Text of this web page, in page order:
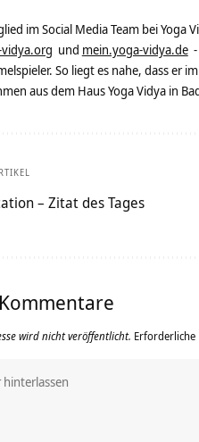
im Social Media Team bei Yoga
und mein.yoga-vidya.de
So liegt es nahe, dass er
aus dem Haus Yoga Vidya in
– Zitat des Tages
wird nicht veröffentlicht.